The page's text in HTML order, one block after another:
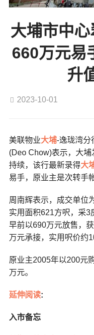
大埔市中
660万元易
升
2023-10-01
美联物业大埔-逸珑湾分
(Deo Chow)表示，大
持续，该行最新录得大
易手，原业主是次转手
周南辉表示，成交单位
实用面积621方呎，采3
早前以690万元放售，
万元承接，实用呎价约
原业主2005年以200元
万元。
延伸阅读:
入市备忘